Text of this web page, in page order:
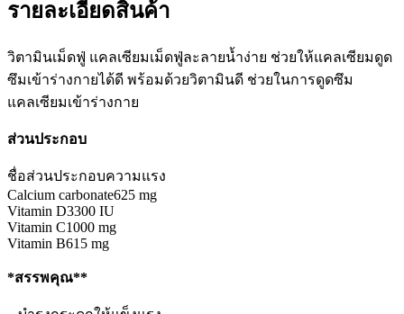
รายละเอียดสินค้า
วิตามินเม็ดฟู่ แคลเซียมเม็ดฟู่ละลายน้ำง่าย ช่วยให้แคลเซียมดูด
ซึมเข้าร่างกายได้ดี พร้อมด้วยวิตามินดี ช่วยในการดูดซึม
แคลเซียมเข้าร่างกาย
ส่วนประกอบ
ชื่อส่วนประกอบความแรง
Calcium carbonate625 mg
Vitamin D3300 IU
Vitamin C1000 mg
Vitamin B615 mg
*สรรพคุณ**